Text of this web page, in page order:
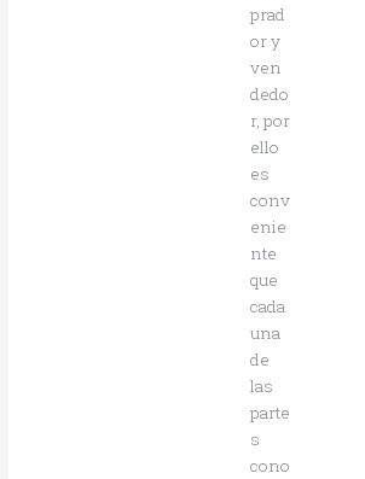
prad
or y
ven
dedo
r, por
ello
es
conv
enie
nte
que
cada
una
de
las
parte
s
cono